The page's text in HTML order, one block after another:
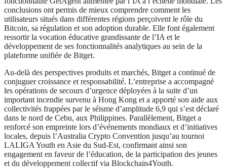
conclusions ont permis de mieux comprendre comment les
utilisateurs situés dans différentes régions perçoivent le rôle du
Bitcoin, sa régulation et son adoption durable. Elle font également
ressortir la vocation éducative grandissante de l’IA et le
développement de ses fonctionnalités analytiques au sein de la
plateforme unifiée de Bitget.
Au-delà des perspectives produits et marchés, Bitget a continué de
conjuguer croissance et responsabilité. L’entreprise a accompagné
les opérations de secours d’urgence déployées à la suite d’un
important incendie survenu à Hong Kong et a apporté son aide aux
collectivités frappées par le séisme d’amplitude 6,9 qui s’est déclaré
dans le nord de Cebu, aux Philippines. Parallèlement, Bitget a
renforcé son empreinte lors d’événements mondiaux et d’initiatives
locales, depuis l’Australia Crypto Convention jusqu’au tournoi
LALIGA Youth en Asie du Sud-Est, confirmant ainsi son
engagement en faveur de l’éducation, de la participation des jeunes
et du développement collectif via Blockchain4Youth.